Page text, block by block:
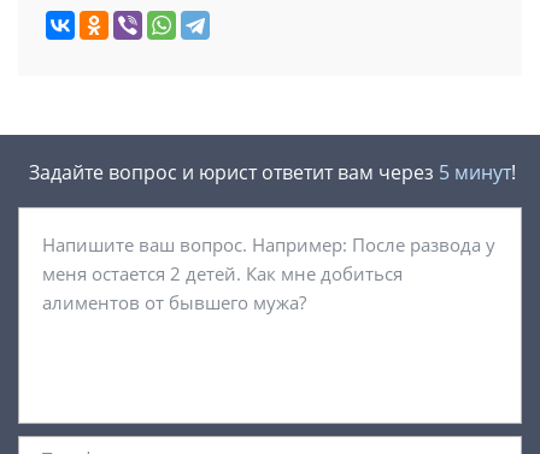
Задайте вопрос и юрист ответит вам через 5 минут!